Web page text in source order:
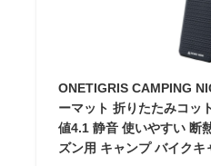
ONETIGRIS CAMPING
ーマット 折りたたみコッ
値4.1 静音 使いやすい 断
ズン用 キャンプ バイクキ